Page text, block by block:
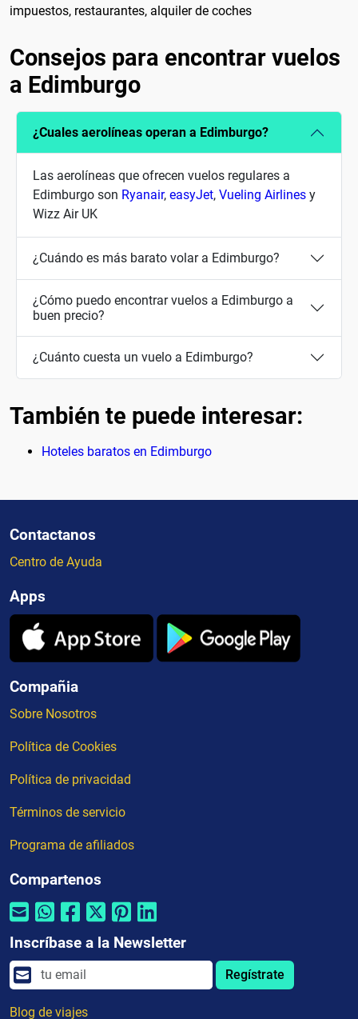
impuestos, restaurantes, alquiler de coches
Consejos para encontrar vuelos
a Edimburgo
¿Cuales aerolíneas operan a Edimburgo?
Las aerolíneas que ofrecen vuelos regulares a
Edimburgo son Ryanair, easyJet, Vueling Airlines y
Wizz Air UK
¿Cuándo es más barato volar a Edimburgo?
¿Cómo puedo encontrar vuelos a Edimburgo a
buen precio?
¿Cuánto cuesta un vuelo a Edimburgo?
También te puede interesar:
Hoteles baratos en Edimburgo
Contactanos
Centro de Ayuda
Apps
Compañia
Sobre Nosotros
Política de Cookies
Política de privacidad
Términos de servicio
Programa de afiliados
Compartenos
Inscríbase a la Newsletter
Regístrate
Blog de viajes